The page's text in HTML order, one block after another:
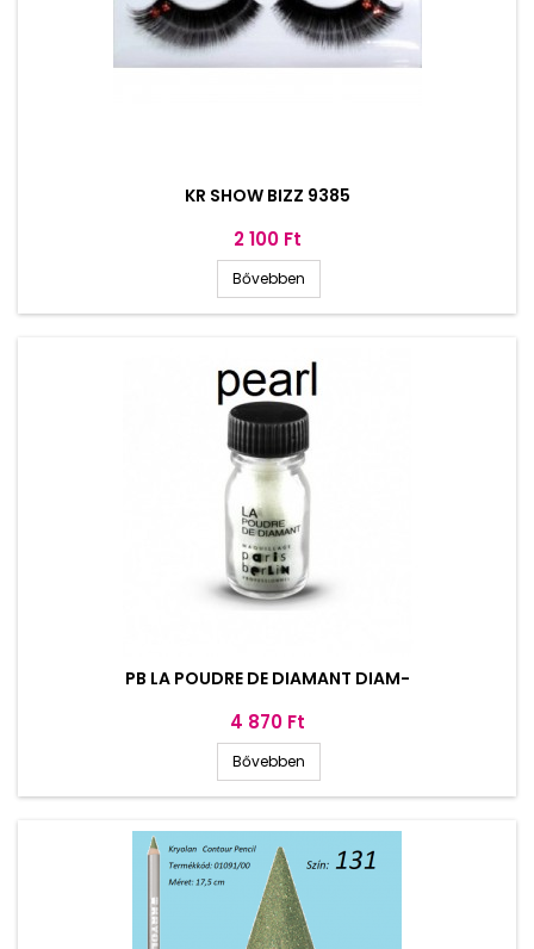
KR SHOW BIZZ 9385
Ár
2 100 Ft
Bővebben
PB LA POUDRE DE DIAMANT DIAM-
Ár
4 870 Ft
Bővebben